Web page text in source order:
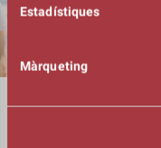
Estadístiques
Màrqueting
DURADA